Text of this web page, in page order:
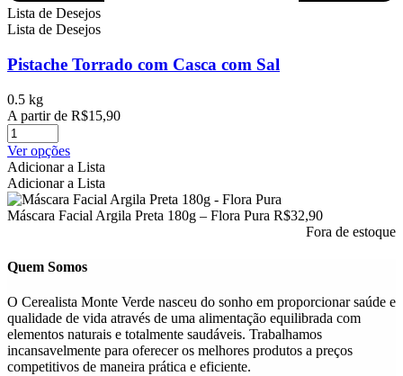
Lista de Desejos
Lista de Desejos
Pistache Torrado com Casca com Sal
0.5 kg
A partir de R$15,90
Ver opçõesEste
produto
tem
várias
variantes.
podem
escolhidas
na
página
do
produto
Adicionar a Lista
Adicionar a Lista
Máscara Facial Argila Preta 180g – Flora Pura R$32,90
Fora de estoque
Quem Somos
O Cerealista Monte Verde nasceu do sonho em proporcionar saúde e
qualidade de vida através de uma alimentação equilibrada com
elementos naturais e totalmente saudáveis. Trabalhamos
incansavelmente para oferecer os melhores produtos a preços
competitivos de maneira prática e eficiente.